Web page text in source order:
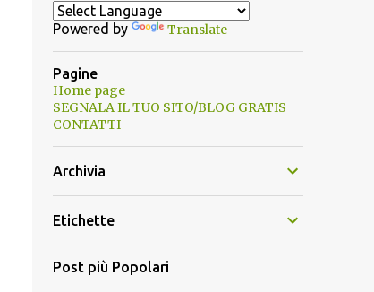
Powered by Translate
Pagine
Home page
SEGNALA IL TUO SITO/BLOG GRATIS
CONTATTI
Archivia
Etichette
Post più Popolari